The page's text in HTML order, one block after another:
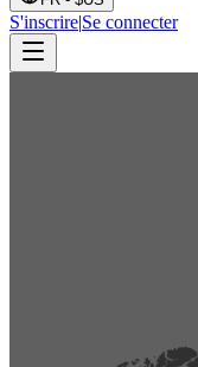
S'inscrire|Se connecter